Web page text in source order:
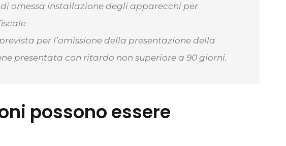
omessa installazione degli apparecchi per
per l’omissione della presentazione della
presentata con ritardo non superiore a 90 giorni.
possono essere